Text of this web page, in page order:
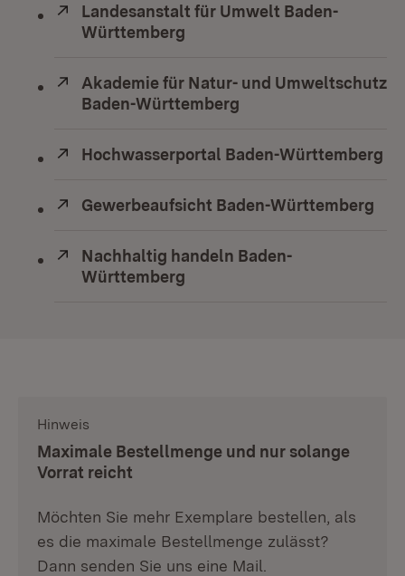
Extern:
Landesanstalt für Umwelt Baden-
Württemberg
Extern:
Akademie für Natur- und Umweltschutz
Baden-Württemberg
Extern:
Hochwasserportal Baden-Württemberg
Extern:
Gewerbeaufsicht Baden-Württemberg
Extern:
Nachhaltig handeln Baden-
Württemberg
Hinweis
Maximale Bestellmenge und nur solange
Vorrat reicht
Möchten Sie mehr Exemplare bestellen, als
es die maximale Bestellmenge zulässt?
Dann senden Sie uns eine Mail.